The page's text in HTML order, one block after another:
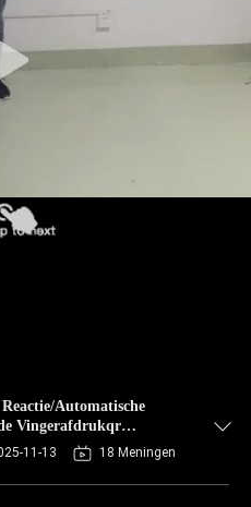
Automatische
Vingerafdrukqr
11-13 18 Meningen